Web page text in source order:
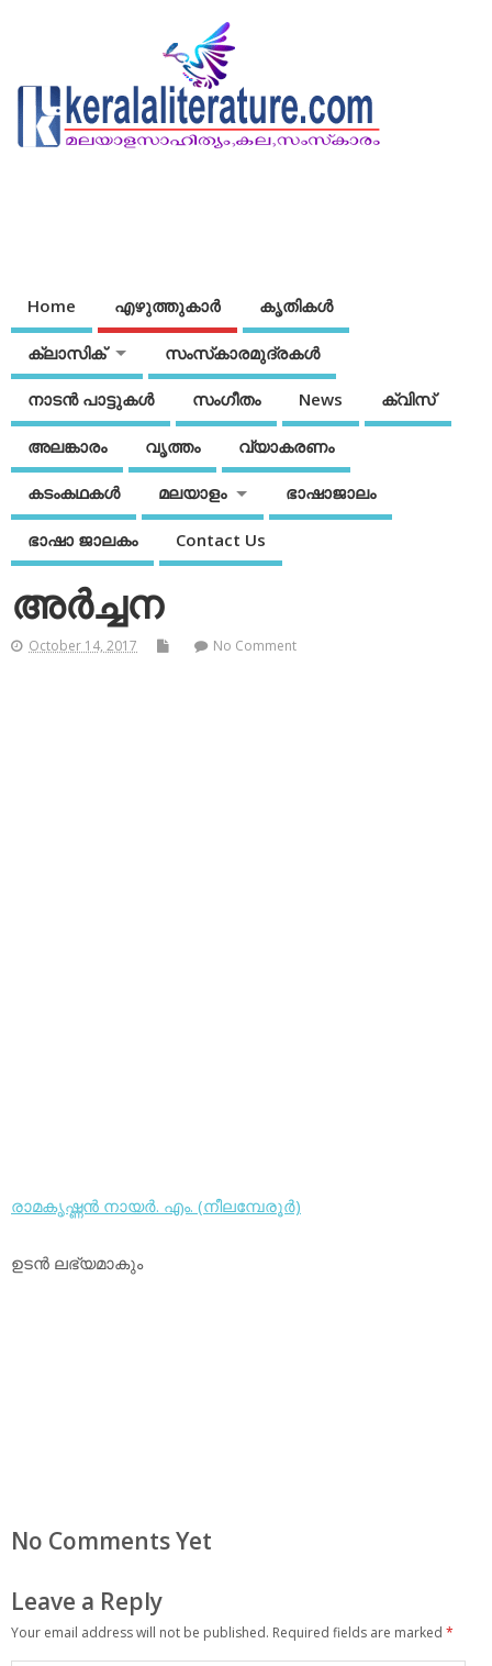
Home എഴുത്തുകാര്‍ കൃതികൾ
ക്ലാസിക് സംസ്‌കാരമുദ്രകള്‍
നാടന്‍ പാട്ടുകള്‍ സംഗീതം News ക്വിസ്
അലങ്കാരം വൃത്തം വ്യാകരണം
കടംകഥകള്‍ മലയാളം ഭാഷാജാലം
ഭാഷാ ജാലകം Contact Us
അര്‍ച്ചന
October 14, 2017 No Comment
രാമകൃഷ്ണന്‍ നായര്‍. എം. (നീലമ്പേരൂര്‍)
ഉടന്‍ ലഭ്യമാകും
No Comments Yet
Leave a Reply
Your email address will not be published. Required fields are marked *